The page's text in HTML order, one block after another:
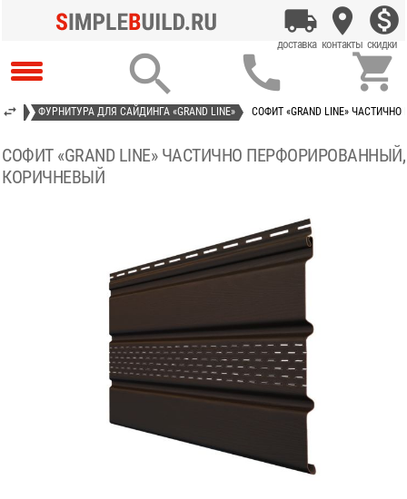
  
ФУРНИТУРА ДЛЯ САЙДИНГА «GRAND LINE» СОФИТ «GRAND LINE»
СОФИТ «GRAND LINE» ЧАСТИЧНО ПЕРФОРИРОВАННЫЙ,
КОРИЧНЕВЫЙ